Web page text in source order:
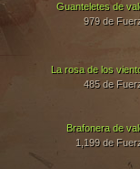
Guanteletes de
979 de
Brafonera de
1,199 de
La rosa de los
485 de